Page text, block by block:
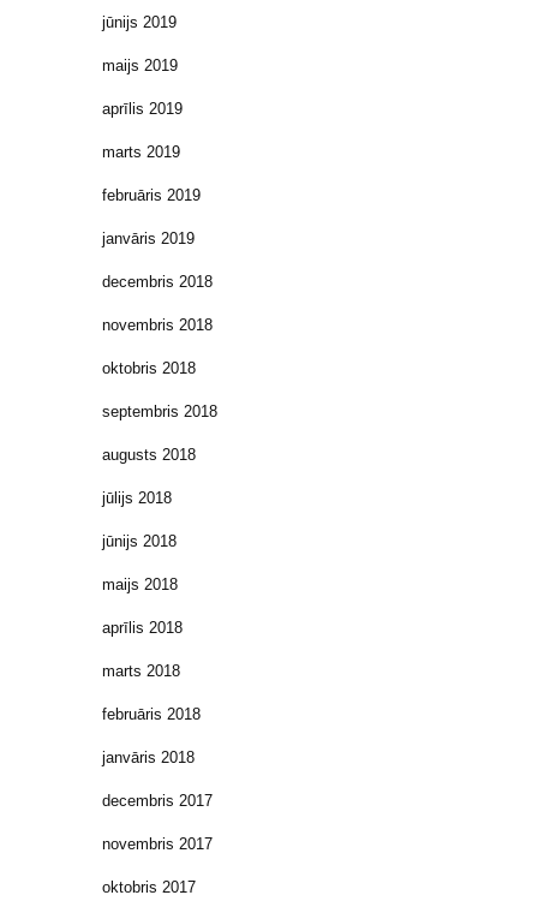
jūnijs 2019
maijs 2019
aprīlis 2019
marts 2019
februāris 2019
janvāris 2019
decembris 2018
novembris 2018
oktobris 2018
septembris 2018
augusts 2018
jūlijs 2018
jūnijs 2018
maijs 2018
aprīlis 2018
marts 2018
februāris 2018
janvāris 2018
decembris 2017
novembris 2017
oktobris 2017